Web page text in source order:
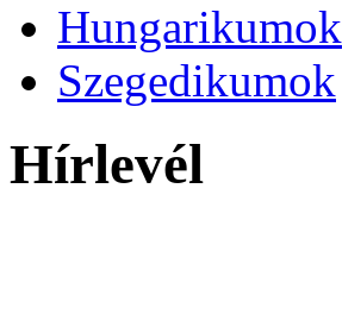
Hungarikumok
Szegedikumok
Hírlevél